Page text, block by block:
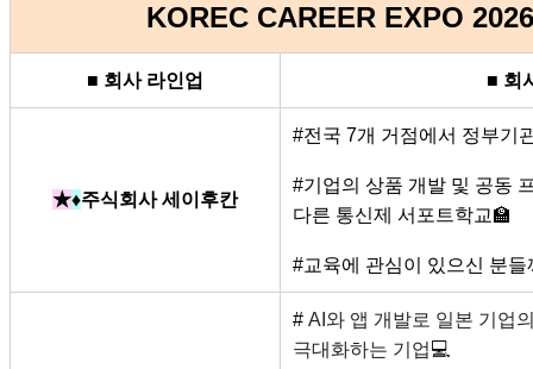
KOREC CAREER EXPO
■ 회사 라인업 ■ 회
★♦주식회사 세이후칸
#전국 7개 거점에서 정부기
#기업의 상품 개발 및 공동
다른 통신제 서포트학교🏫
#교육에 관심이 있으신 분
# AI와 앱 개발로 일본 기업
극대화하는 기업💻